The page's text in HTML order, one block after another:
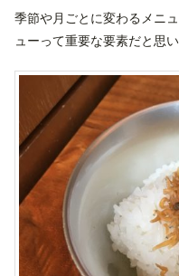
季節や月ごとに変わるメニ
ューって重要な要素だと思い